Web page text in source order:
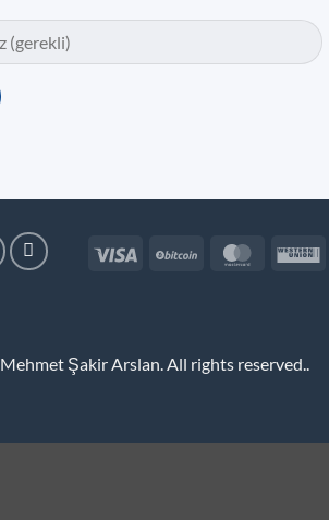
Mehmet Şakir Arslan. All rights reserved.
Visa BitCoin